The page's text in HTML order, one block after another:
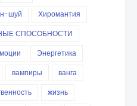
шуй
Хиромантия
СПОСОБНОСТИ
Энергетика
вампиры
ванга
жизнь